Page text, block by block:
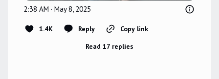
2:38 AM · May 8, 2025
1.4K Reply
Copy link
Read 17 replies